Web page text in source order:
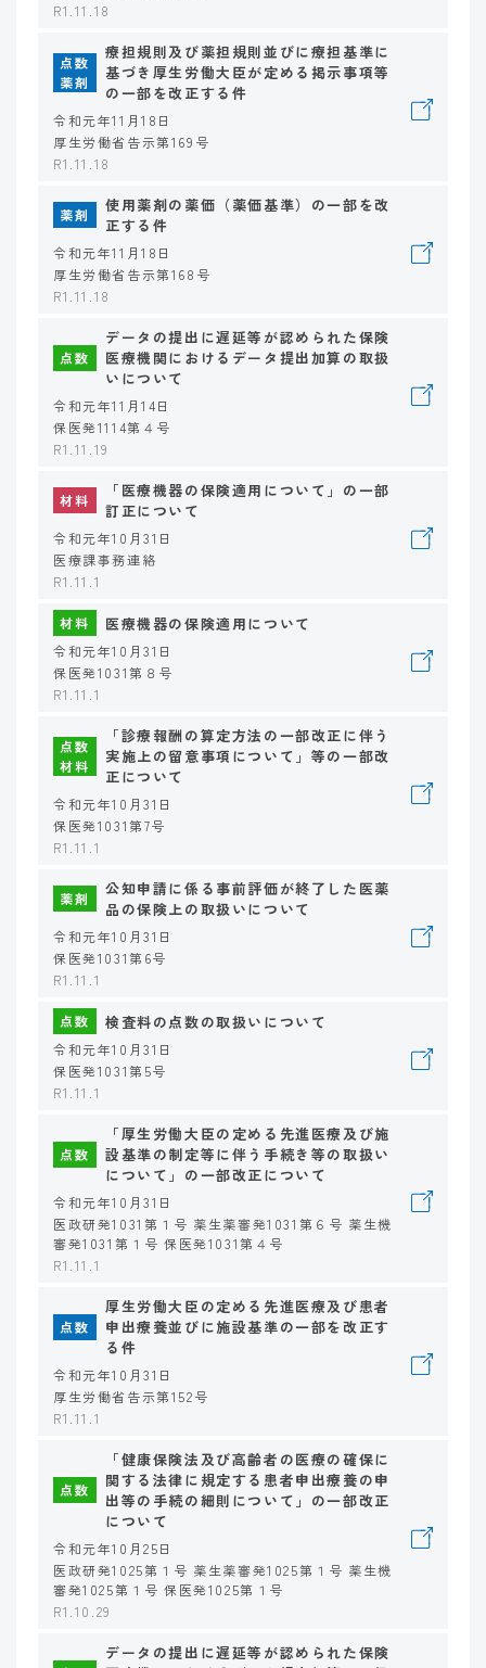
R1.11.18
点数
薬剤
療担規則及び薬担規則並びに療担基準に
基づき厚生労働大臣が定める掲示事項等
の一部を改正する件
令和元年11月18日
厚生労働省告示第169号
R1.11.18
薬剤
使用薬剤の薬価（薬価基準）の一部を改
正する件
令和元年11月18日
厚生労働省告示第168号
R1.11.18
点数
データの提出に遅延等が認められた保険
医療機関におけるデータ提出加算の取扱
いについて
令和元年11月14日
保医発1114第４号
R1.11.19
材料
「医療機器の保険適用について」の一部
訂正について
令和元年10月31日
医療課事務連絡
R1.11.1
材料 医療機器の保険適用について
令和元年10月31日
保医発1031第８号
R1.11.1
点数
材料
「診療報酬の算定方法の一部改正に伴う
実施上の留意事項について」等の一部改
正について
令和元年10月31日
保医発1031第7号
R1.11.1
薬剤
公知申請に係る事前評価が終了した医薬
品の保険上の取扱いについて
令和元年10月31日
保医発1031第6号
R1.11.1
点数 検査料の点数の取扱いについて
令和元年10月31日
保医発1031第5号
R1.11.1
点数
「厚生労働大臣の定める先進医療及び施
設基準の制定等に伴う手続き等の取扱い
について」の一部改正について
令和元年10月31日
医政研発1031第１号 薬生薬審発1031第６号 薬生機
審発1031第１号 保医発1031第４号
R1.11.1
点数
厚生労働大臣の定める先進医療及び患者
申出療養並びに施設基準の一部を改正す
る件
令和元年10月31日
厚生労働省告示第152号
R1.11.1
点数
「健康保険法及び高齢者の医療の確保に
関する法律に規定する患者申出療養の申
出等の手続の細則について」の一部改正
について
令和元年10月25日
医政研発1025第１号 薬生薬審発1025第１号 薬生機
審発1025第１号 保医発1025第１号
R1.10.29
データの提出に遅延等が認められた保険